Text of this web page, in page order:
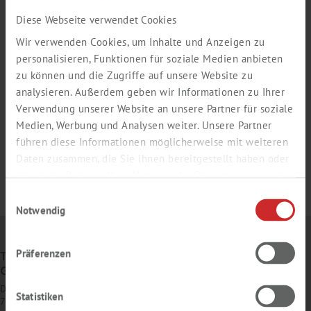
Diese Webseite verwendet Cookies
Wir verwenden Cookies, um Inhalte und Anzeigen zu
personalisieren, Funktionen für soziale Medien anbieten
zu können und die Zugriffe auf unsere Website zu
analysieren. Außerdem geben wir Informationen zu Ihrer
Verwendung unserer Website an unsere Partner für soziale
Medien, Werbung und Analysen weiter. Unsere Partner
führen diese Informationen möglicherweise mit weiteren
Daten zusammen, die Sie ihnen bereitgestellt haben oder
die sie im Rahmen Ihrer Nutzung der Dienste gesammelt
Notwendig
Präferenzen
Statistiken
TH. GEYER
GMBH & CO. KG
Dornierstr. 4–6
71272 Renningen